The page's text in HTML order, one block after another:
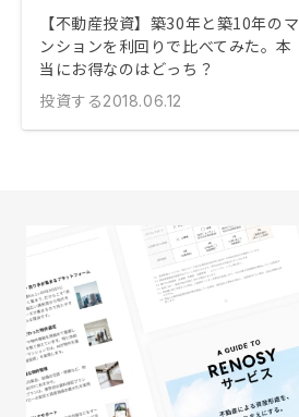
【不動産投資】築30年と築10年のマ
ンションを利回りで比べてみた。本
当にお得なのはどっち？
投資する2018.06.12